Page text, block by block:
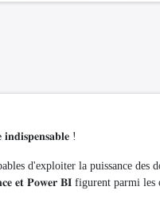
!
d'exploiter la puissance des
𝐞𝐭 𝐏𝐨𝐰𝐞𝐫 𝐁𝐈 figurent parmi